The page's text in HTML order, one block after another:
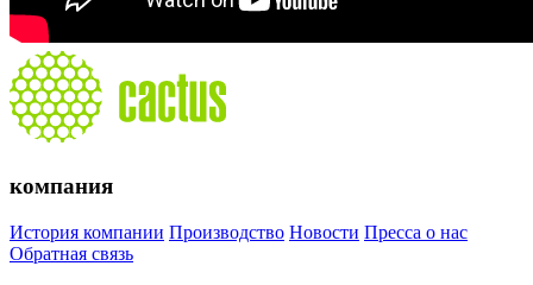
компания
История компании Производство Новости Пресса о нас
Обратная связь